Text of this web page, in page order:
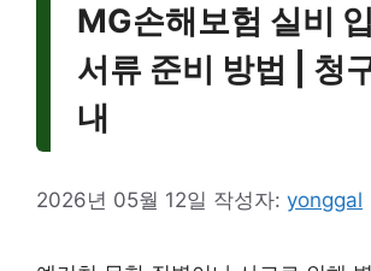
MG손해보험 실비
서류 준비 방법 | 청
내
2026년 05월 12일 작성자: yonggal